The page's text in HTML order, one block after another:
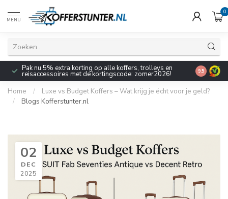
MENU
0
Pak nu 5% extra korting op alle koffers, trolleys en
reisaccessoires met de kortingscode: zomer2026! 9.5
Home /
Luxe vs Budget Koffers – Wat krijg je écht voor je geld?
/
Blogs Kofferstunter.nl
02
DEC
2025